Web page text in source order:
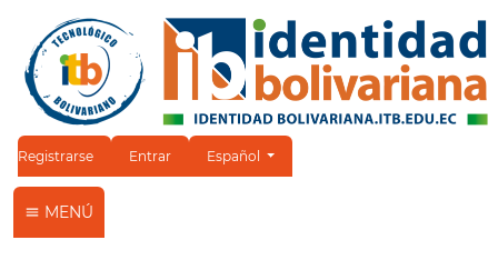
Registrarse Entrar Cambiar el idioma. El idioma actual es:
Español
MENÚ